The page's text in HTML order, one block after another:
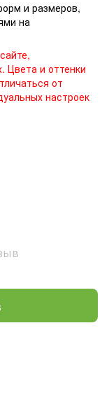
и размеров,
на
Цвета и оттенки
от
настроек